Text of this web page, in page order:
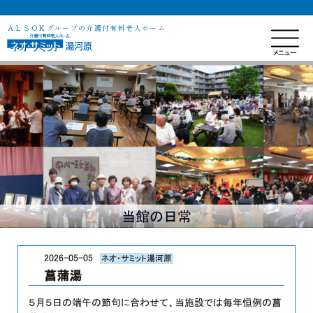
ＡＬＳＯＫグループの介護付有料老人ホーム
当館の日常
2026-05-05 ネオ・サミット湯河原
菖蒲湯
５月５日の端午の節句に合わせて、当施設では毎年恒例の菖